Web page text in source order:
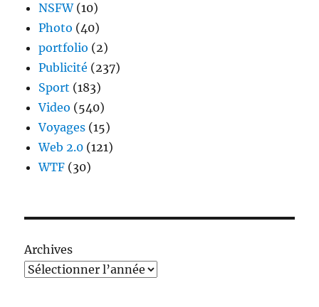
NSFW(10)
Photo (40)
portfolio (2)
Publicité (237)
Sport (183)
Video (540)
Voyages (15)
Web 2.0 (121)
WTF (30)
Archives